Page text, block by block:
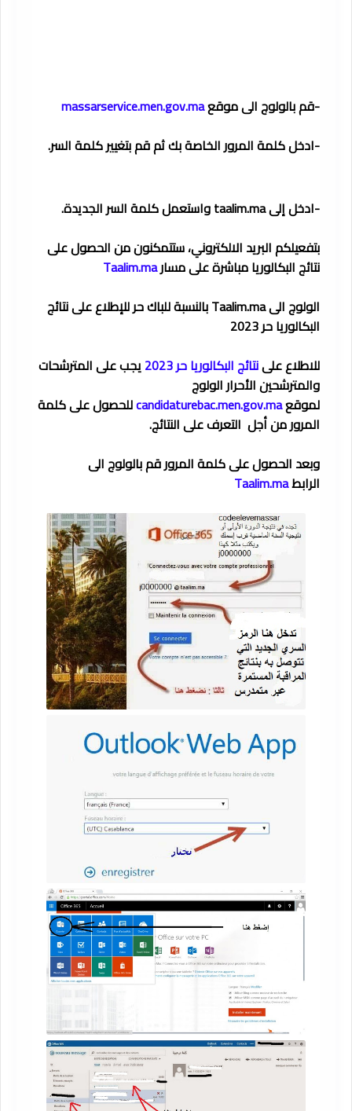
-قم بالولوج الى موقعmassarservice.men.gov.ma
-ادخل كلمة المرور الخاصة بك ثم قم بتغيير كلمة السر.
-ادخل إلىtaalim.maواستعمل كلمة السر الجديدة.
بتفعيلكم البريد الالكتروني، ستتمكنون من الحصول على
نتائج البكالوريا مباشرة على مسارTaalim.ma
الولوج الى Taalim.ma بالنسبة للباك حر للإطلاع على نتائج
البكالوريا حر 2023
للاطلاع علىنتائج البكالوريا حر 2023
يجب على المترشحات
والمترشحين الأحرار الولوج
لموقعcandidaturebac.men.gov.maللحصول على كلمة
المرور من أجل التعرف على النتائج.
وبعد الحصول على كلمة المرور قم بالولوج الى
الرابطTaalim.ma